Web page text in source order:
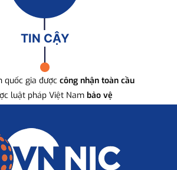
TIN CẬY
quốc gia được công nhận toàn cầu
luật pháp Việt Nam bảo vệ